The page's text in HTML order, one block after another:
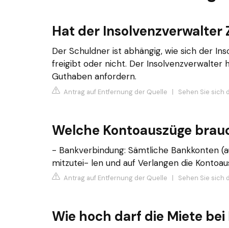
Hat der Insolvenzverwalter
Der Schuldner ist abhängig, wie sich der
freigibt oder nicht. Der Insolvenzverwalter
Guthaben anfordern.
Antrag auf Entfernung der Quelle | Sehen Sie sich
Welche Kontoauszüge
- Bankverbindung: Sämtliche Bankkonten
mitzutei- len und auf Verlangen die
Antrag auf Entfernung der Quelle Sehen Sie sich
Wie hoch darf die Miete bei